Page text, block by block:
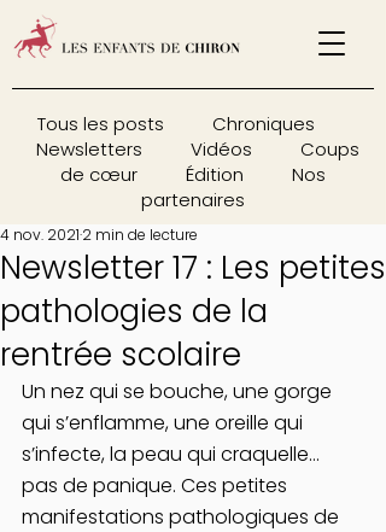
Tous les posts
Chroniques
Newsletters
Vidéos
Coups
de cœur
Édition
Nos
partenaires
Newsletter 17 : Les petites
pathologies de la
rentrée scolaire
4 nov. 2021 2 min de lecture
Un nez qui se bouche, une gorge
qui s’enflamme, une oreille qui
s’infecte, la peau qui craquelle…
pas de panique. Ces petites
manifestations pathologiques de